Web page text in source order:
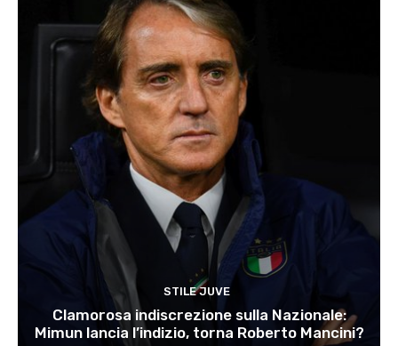
STILE JUVE
Clamorosa indiscrezione sulla Nazionale:
Mimun lancia l’indizio, torna Roberto Mancini?